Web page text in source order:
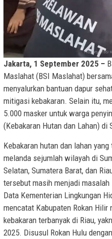
Jakarta, 1 September 2025 –
Maslahat (BSI Maslahat)
menyalurkan bantuan dapur
mitigasi kebakaran. Selain itu,
5.000 masker untuk warga
(Kebakaran Hutan dan Lahan) di
Kebakaran hutan dan lahan
melanda sejumlah wilayah di
Selatan, Sumatera Barat, dan
tersebut masih menjadi
Data Kementerian Lingkungan
mencatat Kabupaten Rokan
kebakaran terbanyak di Riau,
2025. Disusul Rokan Hulu